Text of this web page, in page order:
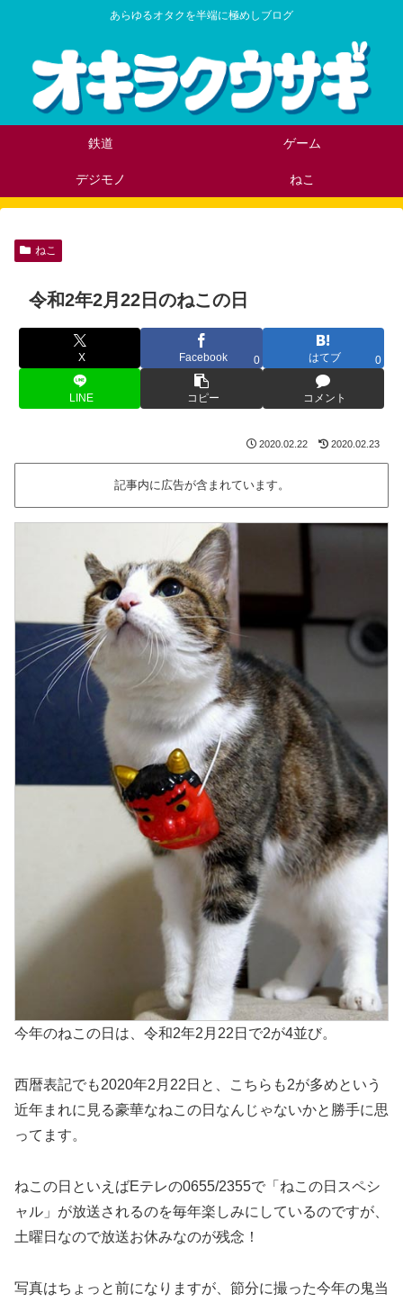
あらゆるオタクを半端に極めしブログ
鉄道 ゲーム
デジモノ ねこ
ねこ
令和2年2月22日のねこの日
X Facebook 0 はてブ 0
LINE コピー コメント
2020.02.22 2020.02.23
記事内に広告が含まれています。
今年のねこの日は、令和2年2月22日で2が4並び。
西暦表記でも2020年2月22日と、こちらも2が多めという
近年まれに見る豪華なねこの日なんじゃないかと勝手に思
ってます。
ねこの日といえばEテレの0655/2355で「ねこの日スペシ
ャル」が放送されるのを毎年楽しみにしているのですが、
土曜日なので放送お休みなのが残念！
写真はちょっと前になりますが、節分に撮った今年の鬼当